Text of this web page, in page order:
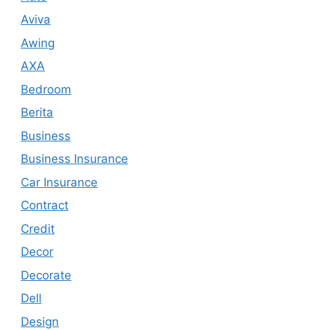
Aviva
Awing
AXA
Bedroom
Berita
Business
Business Insurance
Car Insurance
Contract
Credit
Decor
Decorate
Dell
Design